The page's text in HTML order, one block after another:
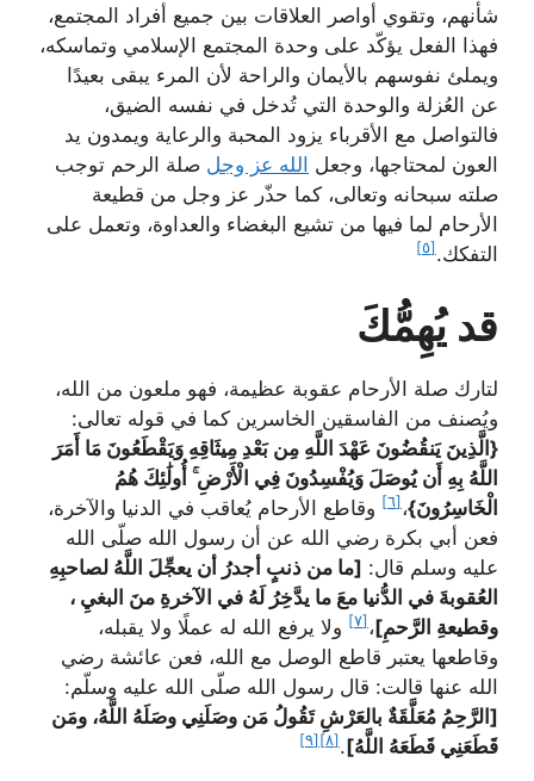
شأنهم، وتقوي أواصر العلاقات بين جميع أفراد المجتمع،
فهذا الفعل يؤكّد على وحدة المجتمع الإسلامي وتماسكه،
ويملئ نفوسهم بالأيمان والراحة لأن المرء يبقى بعيدًا
عن العُزلة والوحدة التي تُدخل في نفسه الضيق،
فالتواصل مع الأقرباء يزود المحبة والرعاية ويمدون يد
العون لمحتاجها، وجعل الله عز وجل صلة الرحم توجب
صلته سبحانه وتعالى، كما حذّر عز وجل من قطيعة
الأرحام لما فيها من تشيع البغضاء والعداوة، وتعمل على
التفكك. [٥]
قد يُهِمُّكَ
لتارك صلة الأرحام عقوبة عظيمة، فهو ملعون من الله،
ويُصنف من الفاسقين الخاسرين كما في قوله تعالى:
{الَّذِينَ يَنقُضُونَ عَهْدَ اللَّهِ مِن بَعْدِ مِيثَاقِهِ وَيَقْطَعُونَ مَا أَمَرَ
اللَّهُ بِهِ أَن يُوصَلَ وَيُفْسِدُونَ فِي الْأَرْضِ ۚ أُولَٰئِكَ هُمُ
الْخَاسِرُونَ}، [٦]
وقاطع الأرحام يُعاقب في الدنيا والآخرة،
فعن أبي بكرة رضي الله عن أن رسول الله صلّى الله
عليه وسلم قال: [ما من ذنبٍ أجدرُ أن يعجِّلَ اللَّهُ لصاحبِهِ
العُقوبةَ في الدُّنيا معَ ما يدَّخِرُ لَهُ في الآخرةِ منَ البغيِ ،
وقطيعةِ الرَّحمِ]، [٧]
ولا يرفع الله له عملًا ولا يقبله،
وقاطعها يعتبر قاطع الوصل مع الله، فعن عائشة رضي
الله عنها قالت: قال رسول الله صلّى الله عليه وسلّم:
[الرَّحِمُ مُعَلَّقَةٌ بالعَرْشِ تَقُولُ مَن وصَلَنِي وصَلَهُ اللَّهُ، ومَن
قَطَعَنِي قَطَعَهُ اللَّهُ]. [٨] [٩]